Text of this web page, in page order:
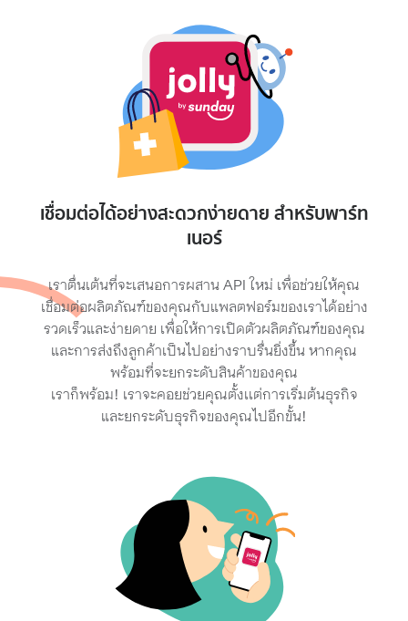
เชื่อมต่อได้อย่างสะดวกง่ายดาย สำหรับพาร์ท
เนอร์
เราตื่นเต้นที่จะเสนอการผสาน API ใหม่ เพื่อช่วยให้คุณ
เชื่อมต่อผลิตภัณฑ์ของคุณกับแพลตฟอร์มของเราได้อย่าง
รวดเร็วและง่ายดาย เพื่อให้การเปิดตัวผลิตภัณฑ์ของคุณ
และการส่งถึงลูกค้าเป็นไปอย่างราบรื่นยิ่งขึ้น หากคุณ
พร้อมที่จะยกระดับสินค้าของคุณ
เราก็พร้อม! เราจะคอยช่วยคุณตั้งเเต่การเริ่มต้นธุรกิจ
และยกระดับธุรกิจของคุณไปอีกขั้น!